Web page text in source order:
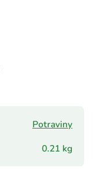
Potraviny
0.21 kg